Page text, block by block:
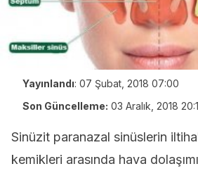
Yayınlandı: 07 Şubat, 2018 07:00
Son Güncelleme: 03 Aralık, 2018
Sinüzit paranazal sinüslerin
kemikleri arasında hava